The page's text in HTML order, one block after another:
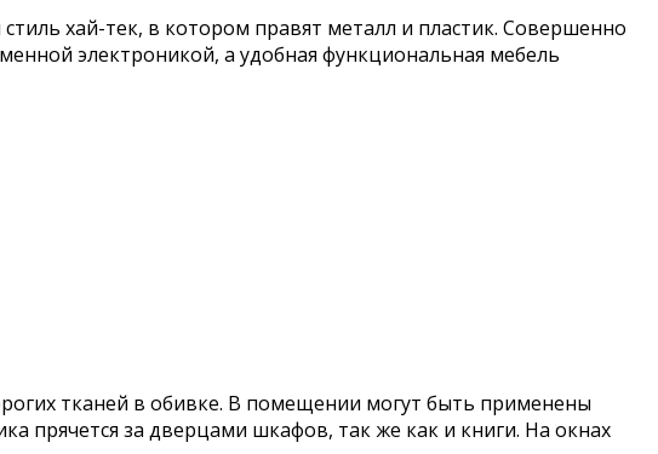
хай-тек, в котором правят металл и пластик. Совершенно
электроникой, а удобная функциональная мебель
тканей в обивке. В помещении могут быть применены
прячется за дверцами шкафов, так же как и книги. На окнах